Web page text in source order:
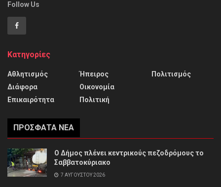
Follow Us
Κατηγορίες
Αθλητισμός
Διάφορα
Επικαιρότητα
Ήπειρος
Οικονομία
Πολιτική
Πολιτισμός
ΠΡΌΣΦΑΤΑ ΝΈΑ
Ο Δήμος πλένει κεντρικούς πεζοδρόμους το
Σαββατοκύριακο
7 ΑΥΓΟΎΣΤΟΥ 2026